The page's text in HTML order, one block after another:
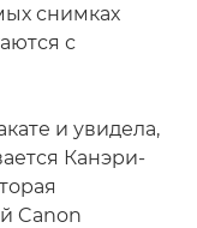
снимках
с
и увидела,
Канэри-
Canon